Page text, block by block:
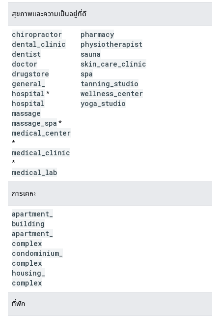
สุขภาพและความเป็นอยู่ที่ดี
chiropractor
dental clinic
dentist
doctor
drugstore
general
hospital *
hospital
massage
massage spa *
medical center
*
medical clinic
*
medical lab
pharmacy
physiotherapist
sauna
skin care clinic
spa
tanning studio
wellness center
yoga studio
การเคหะ
apartment
building
apartment
complex
condominium
complex
housing
complex
ที่พัก